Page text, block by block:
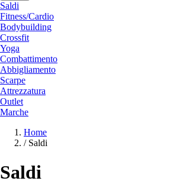
Saldi
Fitness/Cardio
Bodybuilding
Crossfit
Yoga
Combattimento
Abbigliamento
Scarpe
Attrezzatura
Outlet
Marche
Home
/ Saldi
Saldi